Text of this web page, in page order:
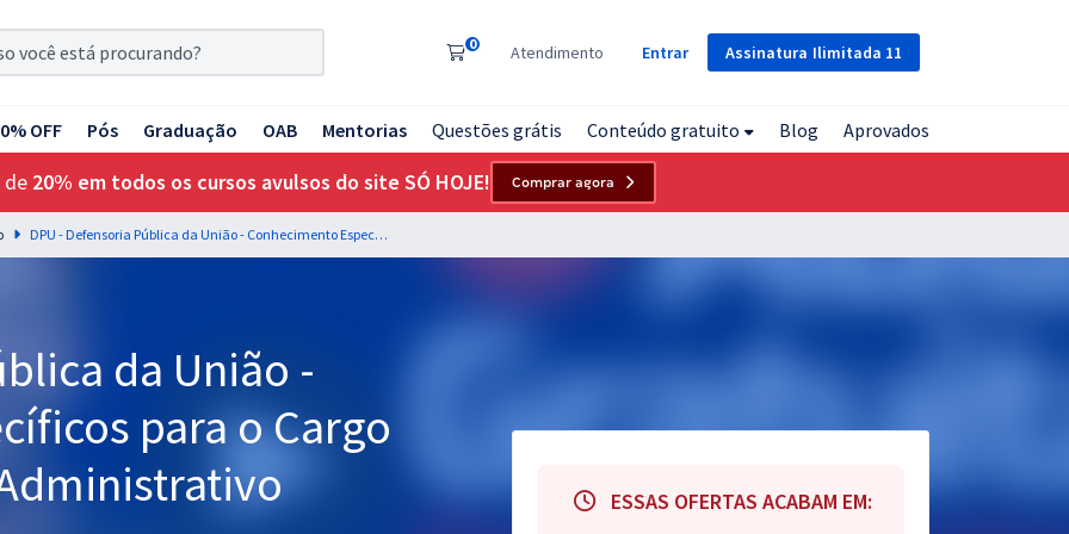
Assinatura Ilimitada 11
0 Atendimento Entrar
OFF Pós Graduação OAB Mentorias Questões grátis Conteúdo gratuito Blog Aprovados
de 20% em todos os cursos avulsos do site SÓ HOJE! Comprar agora
DPU - Defensoria Pública da União - Conhecimento Específicos para o Cargo de Analista Técnico Administrativo
da União -
para o Cargo
ESSAS OFERTAS ACABAM EM: